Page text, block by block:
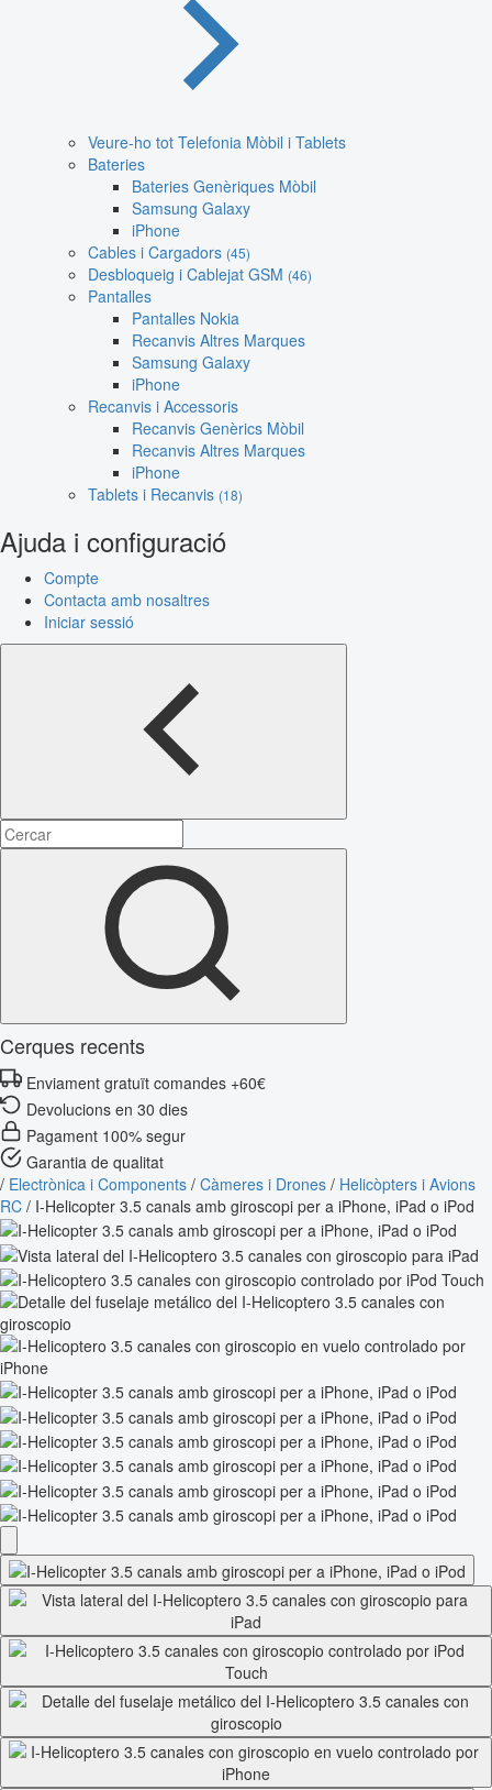
Veure-ho tot Telefonia Mòbil i Tablets
Bateries
Bateries Genèriques Mòbil
Samsung Galaxy
iPhone
Cables i Cargadors (45)
Desbloqueig i Cablejat GSM (46)
Pantalles
Pantalles Nokia
Recanvis Altres Marques
Samsung Galaxy
iPhone
Recanvis i Accessoris
Recanvis Genèrics Mòbil
Recanvis Altres Marques
iPhone
Tablets i Recanvis (18)
Ajuda i configuració
Compte
Contacta amb nosaltres
Iniciar sessió
Cerques recents
Enviament gratuït comandes +60€
Devolucions en 30 dies
Pagament 100% segur
Garantia de qualitat
/ Electrònica i Components / Càmeres i Drones / Helicòpters i Avions
RC / I-Helicopter 3.5 canals amb giroscopi per a iPhone, iPad o iPod